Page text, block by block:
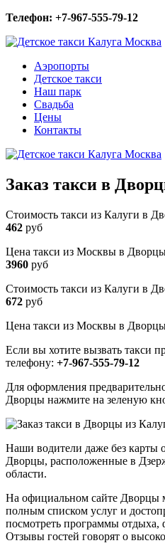
Телефон: +7-967-555-79-12
Аэропорты
Детское такси
Наш парк
Свадьба
Цены
Контакты
Заказ такси в
Стоимость такси из Калуги в
462 руб
Цена такси из Москвы в
3960 руб
Стоимость такси из Калуги в
672 руб
Цена такси из Москвы в
Если вы хотите вызвать такси
телефону: +7-967-555-79-12
Для оформления
Дворцы нажмите на зеленую
Наши водители даже без карты
Дворцы, расположенные в
области.
На официальном сайте Дворцы
полным списком услуг и
посмотреть программы отдыха,
Отзывы гостей говорят о